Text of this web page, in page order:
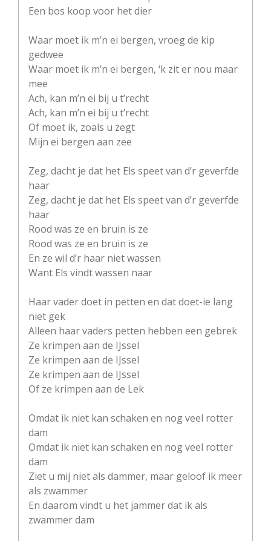
Een bos koop voor het dier
Waar moet ik m’n ei bergen, vroeg de kip
gedwee
Waar moet ik m’n ei bergen, ‘k zit er nou maar
mee
Ach, kan m’n ei bij u t’recht
Ach, kan m’n ei bij u t’recht
Of moet ik, zoals u zegt
Mijn ei bergen aan zee
Zeg, dacht je dat het Els speet van d’r geverfde
haar
Zeg, dacht je dat het Els speet van d’r geverfde
haar
Rood was ze en bruin is ze
Rood was ze en bruin is ze
En ze wil d’r haar niet wassen
Want Els vindt wassen naar
Haar vader doet in petten en dat doet-ie lang
niet gek
Alleen haar vaders petten hebben een gebrek
Ze krimpen aan de IJssel
Ze krimpen aan de IJssel
Ze krimpen aan de IJssel
Of ze krimpen aan de Lek
Omdat ik niet kan schaken en nog veel rotter
dam
Omdat ik niet kan schaken en nog veel rotter
dam
Ziet u mij niet als dammer, maar geloof ik meer
als zwammer
En daarom vindt u het jammer dat ik als
zwammer dam